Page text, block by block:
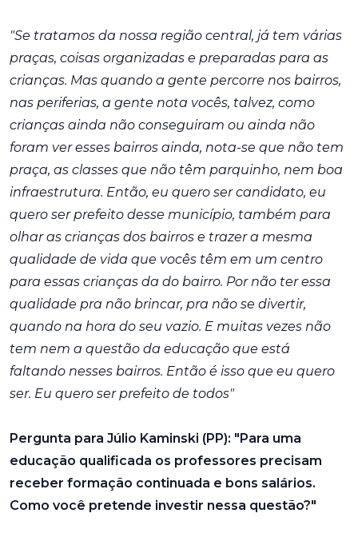
"Se tratamos da nossa região central, já tem várias
praças, coisas organizadas e preparadas para as
crianças. Mas quando a gente percorre nos bairros,
nas periferias, a gente nota vocês, talvez, como
crianças ainda não conseguiram ou ainda não
foram ver esses bairros ainda, nota-se que não tem
praça, as classes que não têm parquinho, nem boa
infraestrutura. Então, eu quero ser candidato, eu
quero ser prefeito desse município, também para
olhar as crianças dos bairros e trazer a mesma
qualidade de vida que vocês têm em um centro
para essas crianças da do bairro. Por não ter essa
qualidade pra não brincar, pra não se divertir,
quando na hora do seu vazio. E muitas vezes não
tem nem a questão da educação que está
faltando nesses bairros. Então é isso que eu quero
ser. Eu quero ser prefeito de todos"
Pergunta para Júlio Kaminski (PP): "Para uma
educação qualificada os professores precisam
receber formação continuada e bons salários.
Como você pretende investir nessa questão?"